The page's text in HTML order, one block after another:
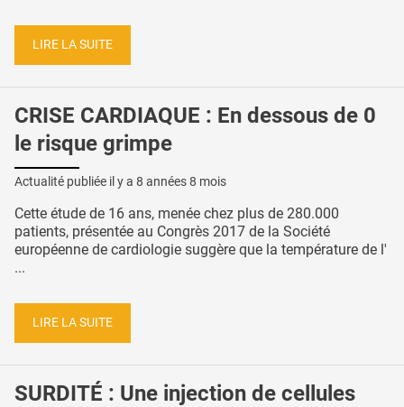
LIRE LA SUITE
CRISE CARDIAQUE : En dessous de 0
le risque grimpe
Actualité publiée il y a 8 années 8 mois
Cette étude de 16 ans, menée chez plus de 280.000
patients, présentée au Congrès 2017 de la Société
européenne de cardiologie suggère que la température de l'
...
LIRE LA SUITE
SURDITÉ : Une injection de cellules